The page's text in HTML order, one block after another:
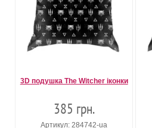
3D подушка The Witcher іконки
385 грн.
Артикул: 284742-ua